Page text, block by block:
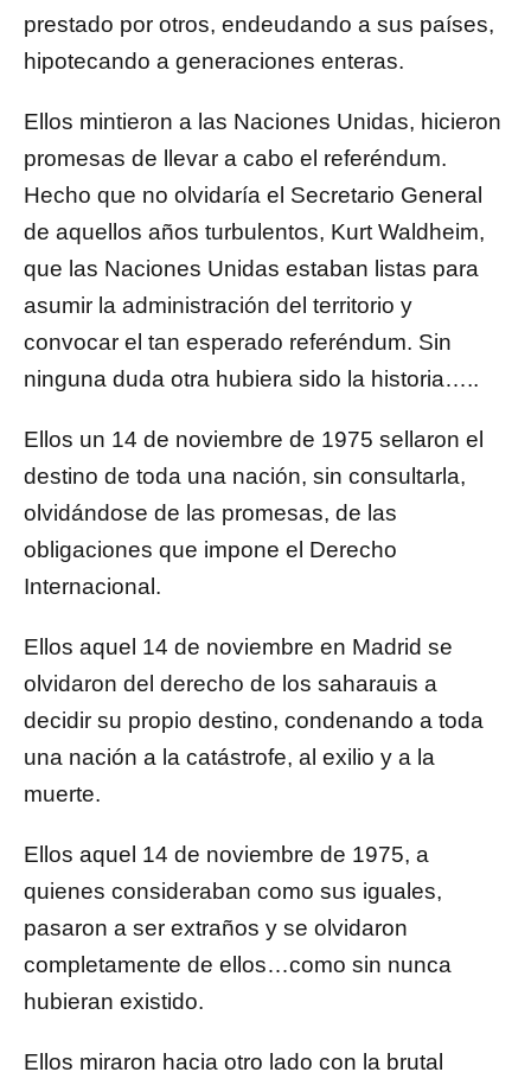
prestado por otros, endeudando a sus países,
hipotecando a generaciones enteras.
Ellos mintieron a las Naciones Unidas, hicieron
promesas de llevar a cabo el referéndum.
Hecho que no olvidaría el Secretario General
de aquellos años turbulentos, Kurt Waldheim,
que las Naciones Unidas estaban listas para
asumir la administración del territorio y
convocar el tan esperado referéndum. Sin
ninguna duda otra hubiera sido la historia…..
Ellos un 14 de noviembre de 1975 sellaron el
destino de toda una nación, sin consultarla,
olvidándose de las promesas, de las
obligaciones que impone el Derecho
Internacional.
Ellos aquel 14 de noviembre en Madrid se
olvidaron del derecho de los saharauis a
decidir su propio destino, condenando a toda
una nación a la catástrofe, al exilio y a la
muerte.
Ellos aquel 14 de noviembre de 1975, a
quienes consideraban como sus iguales,
pasaron a ser extraños y se olvidaron
completamente de ellos…como sin nunca
hubieran existido.
Ellos miraron hacia otro lado con la brutal